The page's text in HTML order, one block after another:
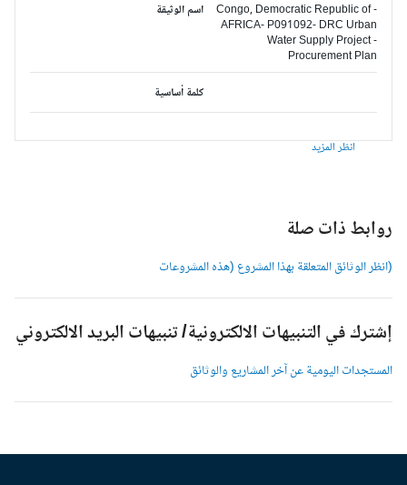
اسم الوثيقة
Congo, Democratic Republic of -
AFRICA- P091092- DRC Urban
Water Supply Project -
Procurement Plan
كلمة أساسية
انظر المزيد
روابط ذات صلة
(انظر الوثائق المتعلقة بهذا المشروع (هذه المشروعات
إشترك في التنبيهات الالكترونية/ تنبيهات البريد الالكتروني
المستجدات اليومية عن آخر المشاريع والوثائق